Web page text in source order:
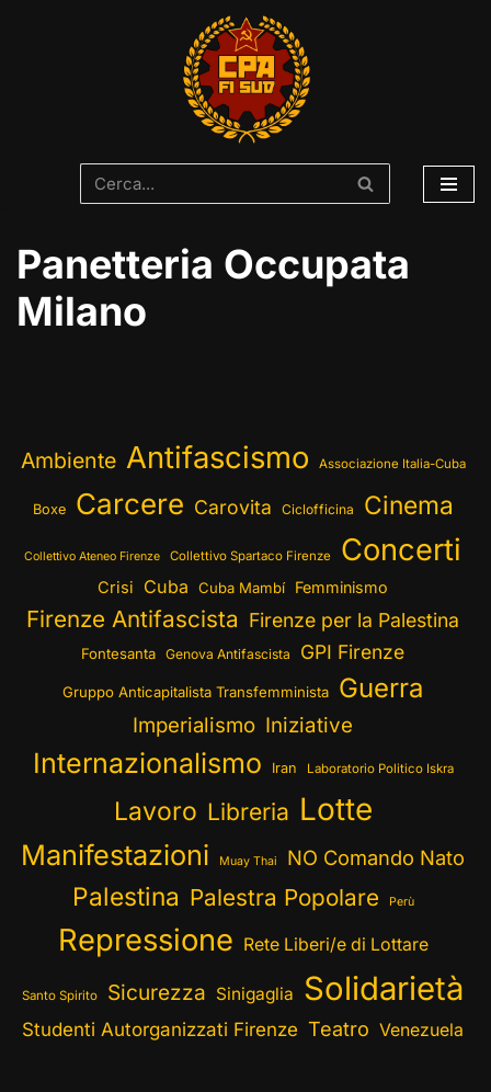
Panetteria Occupata
Milano
Ambiente Antifascismo Associazione Italia-Cuba
Boxe Carcere Carovita Ciclofficina Cinema
Collettivo Ateneo Firenze Collettivo Spartaco Firenze Concerti
Crisi Cuba Cuba Mambí Femminismo
Firenze Antifascista Firenze per la Palestina
Fontesanta Genova Antifascista GPI Firenze
Gruppo Anticapitalista Transfemminista Guerra
Imperialismo Iniziative
Internazionalismo Iran Laboratorio Politico Iskra
Lavoro Libreria Lotte
Manifestazioni Muay Thai NO Comando Nato
Palestina Palestra Popolare Perù
Repressione Rete Liberi/e di Lottare
Santo Spirito Sicurezza Sinigaglia Solidarietà
Studenti Autorganizzati Firenze Teatro Venezuela